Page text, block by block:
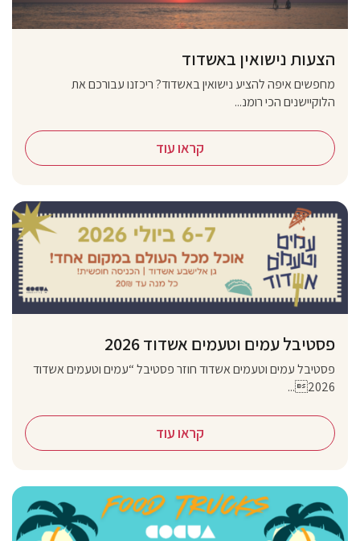
הצעות נישואין באשדוד
מחפשים איפה להציע נישואין באשדוד? ריכזנו עבורכם את
הלוקיישנים הכי רומנ...
קראו עוד
פסטיבל עמים וטעמים אשדוד 2026
פסטיבל עמים וטעמים אשדוד חוזר פסטיבל “עמים וטעמים אשדוד
2026...
קראו עוד